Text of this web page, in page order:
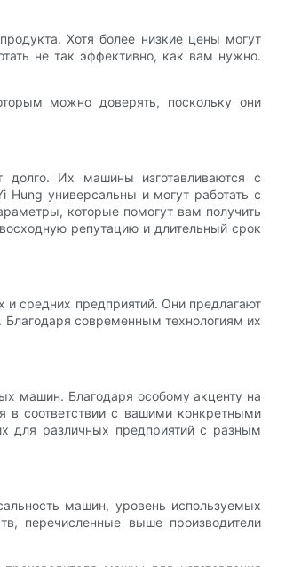
Хотя более низкие цены могут
не так эффективно, как вам нужно.
можно доверять, поскольку они
долго. Их машины изготавливаются с
Hung универсальны и могут работать с
которые помогут вам получить
репутацию и длительный срок
и средних предприятий. Они предлагают
современным технологиям их
машин. Благодаря особому акценту на
в соответствии с вашими конкретными
для различных предприятий с разным
машин, уровень используемых
перечисленные выше производители